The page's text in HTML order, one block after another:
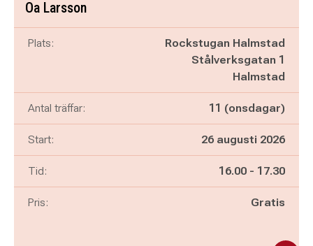
Oa Larsson
Plats:
Rockstugan Halmstad
Stålverksgatan 1
Halmstad
Antal träffar: 11 (onsdagar)
Start: 26 augusti 2026
Tid: Pågår mellan
16.00 - och
17.30
Pris: Gratis